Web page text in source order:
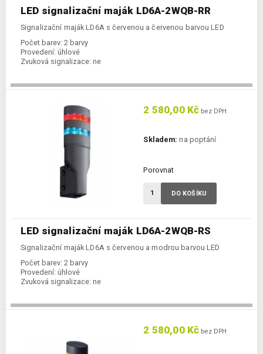
LED signalizační maják LD6A-2WQB-RR
Signalizační maják LD6A s červenou a červenou barvou LED
Počet barev: 2 barvy
Provedení: úhlové
Zvuková signalizace: ne
LED signalizační maják LD6A-2WQB-RS
Signalizační maják LD6A s červenou a modrou barvou LED
Počet barev: 2 barvy
Provedení: úhlové
Zvuková signalizace: ne
2 580,00 Kč bez DPH
Skladem: na poptání
Porovnat
DO KOŠÍKU
2 580,00 Kč bez DPH